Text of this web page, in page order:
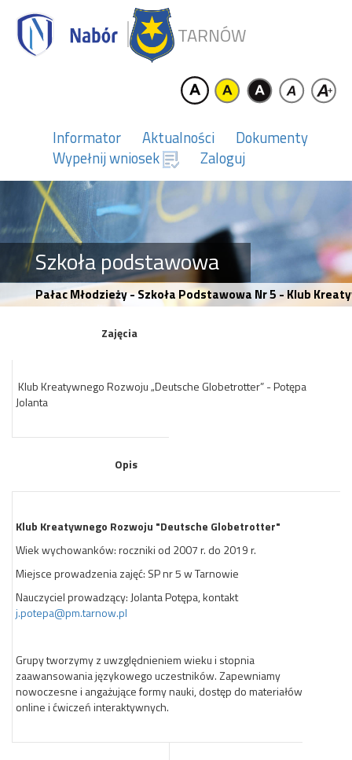
TARNÓW
Informator Aktualności
Dokumenty
Wypełnij wniosek
Zaloguj
Szkoła podstawowa
Pałac Młodzieży - Szkoła Podstawowa Nr 5 - Klub
Zajęcia
Klub Kreatywnego Rozwoju „Deutsche Globetrotter” - Potępa
Jolanta
Opis
Klub Kreatywnego Rozwoju "Deutsche Globetrotter"
Wiek wychowanków: roczniki od 2007 r. do 2019 r.
Miejsce prowadzenia zajęć: SP nr 5 w Tarnowie
Nauczyciel prowadzący: Jolanta Potępa, kontakt
j.potepa@pm.tarnow.pl
Grupy tworzymy z uwzględnieniem wieku i stopnia
zaawansowania językowego uczestników. Zapewniamy
nowoczesne i angażujące formy nauki, dostęp do materiałów
online i ćwiczeń interaktywnych.